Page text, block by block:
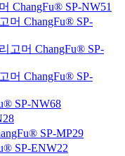
ChangFu® SP-NW51
머 ChangFu® SP-
고머 ChangFu® SP-
머 ChangFu® SP-
SP-NW68
SP-MP29
SP-ENW22